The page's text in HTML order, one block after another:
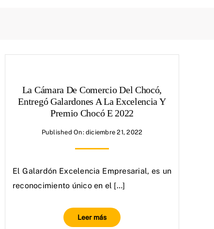
La Cámara De Comercio Del Chocó,
Entregó Galardones A La Excelencia Y
Premio Chocó E 2022
Published On: diciembre 21, 2022
El Galardón Excelencia Empresarial, es un
reconocimiento único en el […]
Leer más